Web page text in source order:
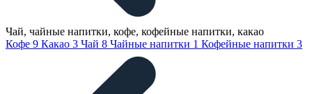
Чай, чайные напитки, кофе, кофейные напитки, какао
Кофе 9 Какао 3 Чай 8 Чайные напитки 1 Кофейные напитки 3